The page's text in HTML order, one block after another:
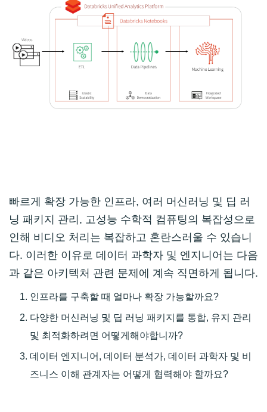
빠르게 확장 가능한 인프라, 여러 머신러닝 및 딥 러
닝 패키지 관리, 고성능 수학적 컴퓨팅의 복잡성으로
인해 비디오 처리는 복잡하고 혼란스러울 수 있습니
다. 이러한 이유로 데이터 과학자 및 엔지니어는 다음
과 같은 아키텍처 관련 문제에 계속 직면하게 됩니다.
인프라를 구축할 때 얼마나 확장 가능할까요?
다양한 머신러닝 및 딥 러닝 패키지를 통합, 유지 관리
및 최적화하려면 어떻게해야합니까?
데이터 엔지니어, 데이터 분석가, 데이터 과학자 및 비
즈니스 이해 관계자는 어떻게 협력해야 할까요?